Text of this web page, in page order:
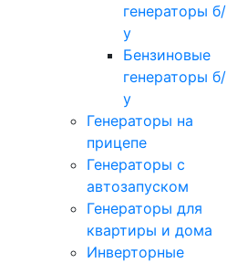
генераторы б/
у
Бензиновые
генераторы б/
у
Генераторы на
прицепе
Генераторы с
автозапуском
Генераторы для
квартиры и дома
Инверторные